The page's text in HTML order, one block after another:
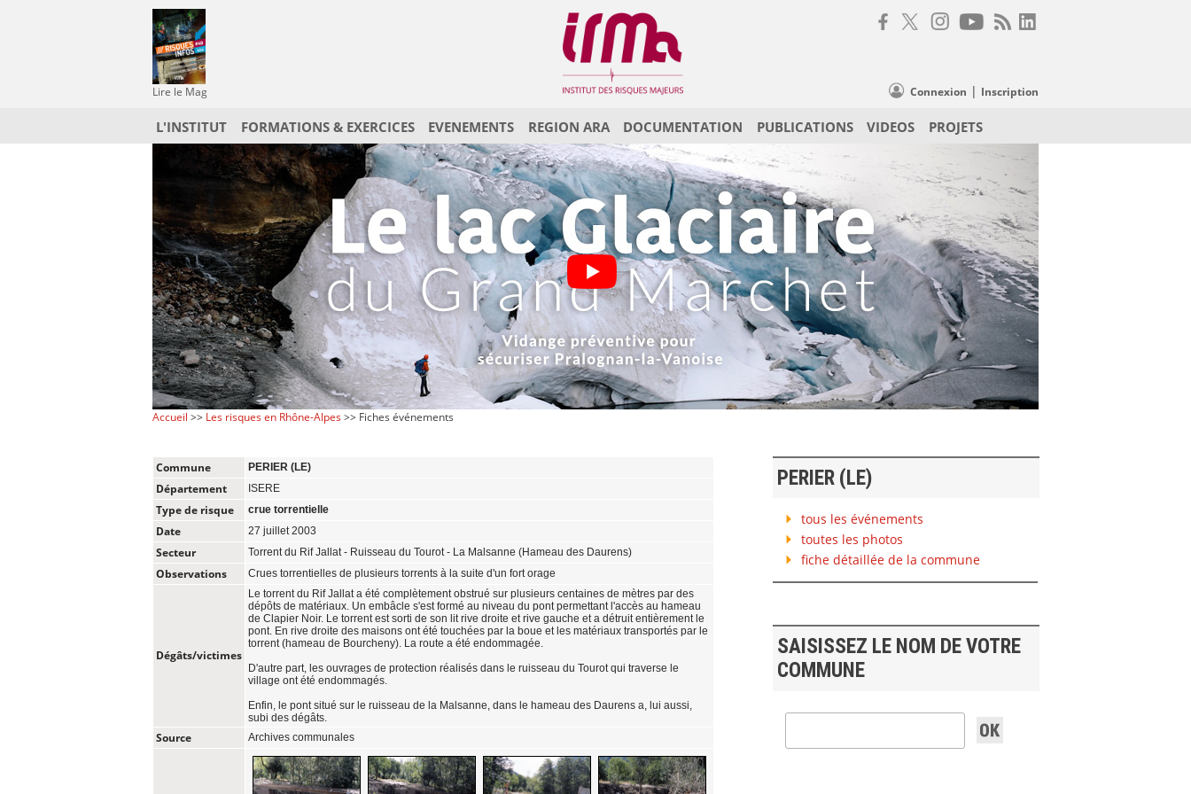
Lire le Mag Connexion | Inscription
L'INSTITUT FORMATIONS & EXERCICES EVENEMENTS REGION ARA DOCUMENTATION PUBLICATIONS VIDEOS PROJETS
Accueil >> Les risques en Rhône-Alpes>> Fiches événements
Commune PERIER (LE)
Département ISERE
Type de risque crue torrentielle
Date 27 juillet 2003
Secteur Torrent du Rif Jallat - Ruisseau du Tourot - La Malsanne (Hameau des Daurens)
Observations Crues torrentielles de plusieurs torrents à la suite d'un fort orage
Dégâts/victimes
Le torrent du Rif Jallat a été complètement obstrué sur plusieurs centaines de mètres par des
dépôts de matériaux. Un embâcle s'est formé au niveau du pont permettant l'accès au hameau
de Clapier Noir. Le torrent est sorti de son lit rive droite et rive gauche et a détruit entièrement le
pont. En rive droite des maisons ont été touchées par la boue et les matériaux transportés par le
torrent (hameau de Bourcheny). La route a été endommagée.
D'autre part, les ouvrages de protection réalisés dans le ruisseau du Tourot qui traverse le
village ont été endommagés.
Enfin, le pont situé sur le ruisseau de la Malsanne, dans le hameau des Daurens a, lui aussi,
subi des dégâts.
Source Archives communales
PERIER (LE)
tous les événements
toutes les photos
fiche détaillée de la commune
SAISISSEZ LE NOM DE VOTRE
COMMUNE